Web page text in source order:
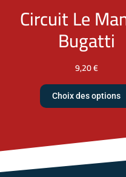
Circuit Le
Bugatti
9,20€
Choix des options